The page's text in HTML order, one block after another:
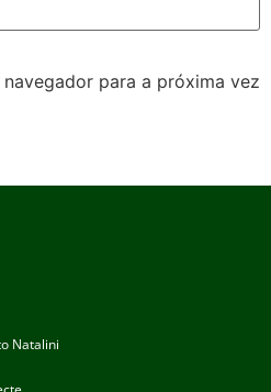
para a próxima vez
Natalini